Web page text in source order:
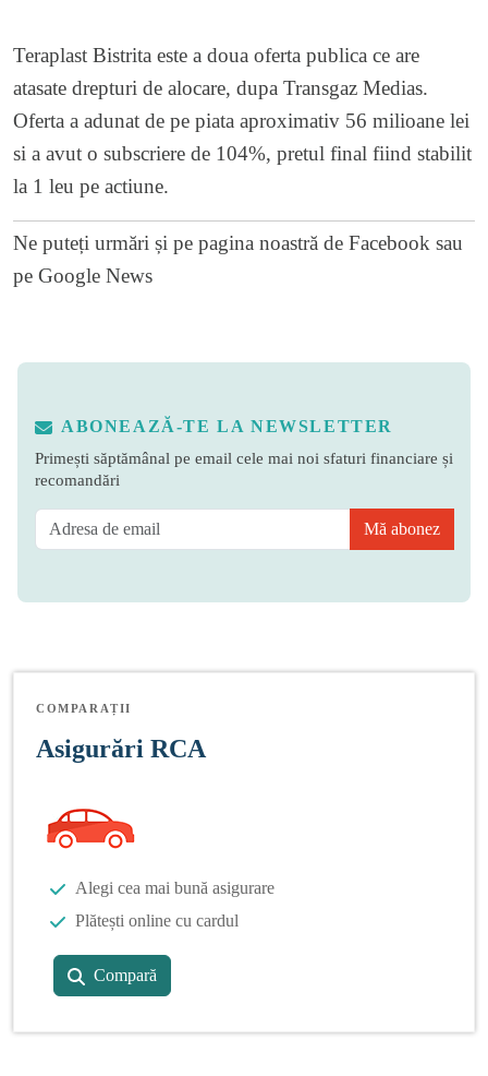
Teraplast Bistrita este a doua oferta publica ce are
atasate drepturi de alocare, dupa Transgaz Medias.
Oferta a adunat de pe piata aproximativ 56 milioane lei
si a avut o subscriere de 104%, pretul final fiind stabilit
la 1 leu pe actiune.
Ne puteți urmări și pe pagina noastră de Facebook sau
pe Google News
ABONEAZĂ-TE LA NEWSLETTER
Primești săptămânal pe email cele mai noi sfaturi financiare și
recomandări
Mă abonez
COMPARAȚII
Asigurări RCA
Alegi cea mai bună asigurare
Plătești online cu cardul
Compară